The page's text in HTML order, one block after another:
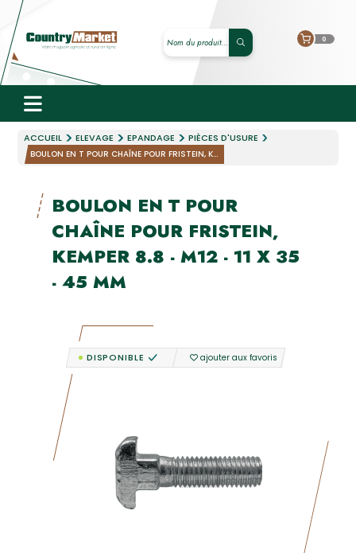
0
ACCUEIL ELEVAGE EPANDAGE PIÈCES D'USURE
BOULON EN T POUR CHAÎNE POUR FRISTEIN, K...
BOULON EN T POUR
CHAÎNE POUR FRISTEIN,
KEMPER 8.8 - M12 - 11 X 35
- 45 MM
DISPONIBLE ajouter aux favoris